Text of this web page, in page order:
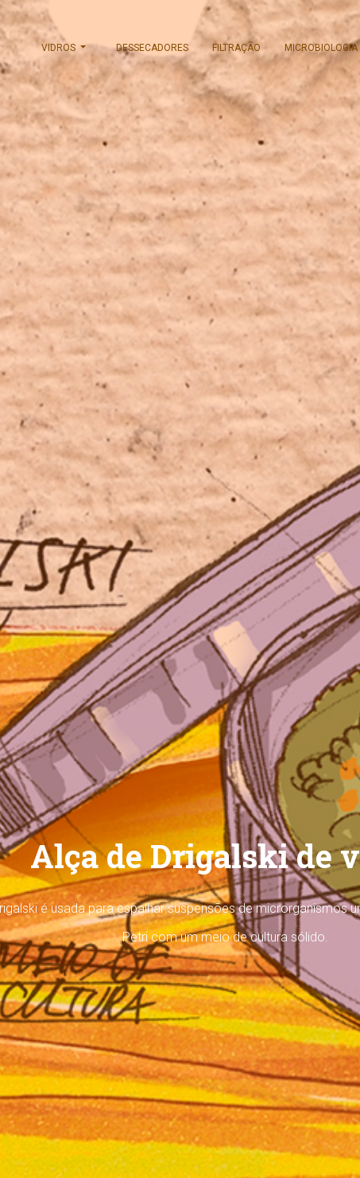
VIDROS DESSECADORES FILTRAÇÃO MICROBIOLOGIA
Alça de Drigalski de
é usada para espalhar suspensões de microrganismos
Petri com um meio de cultura sólido.